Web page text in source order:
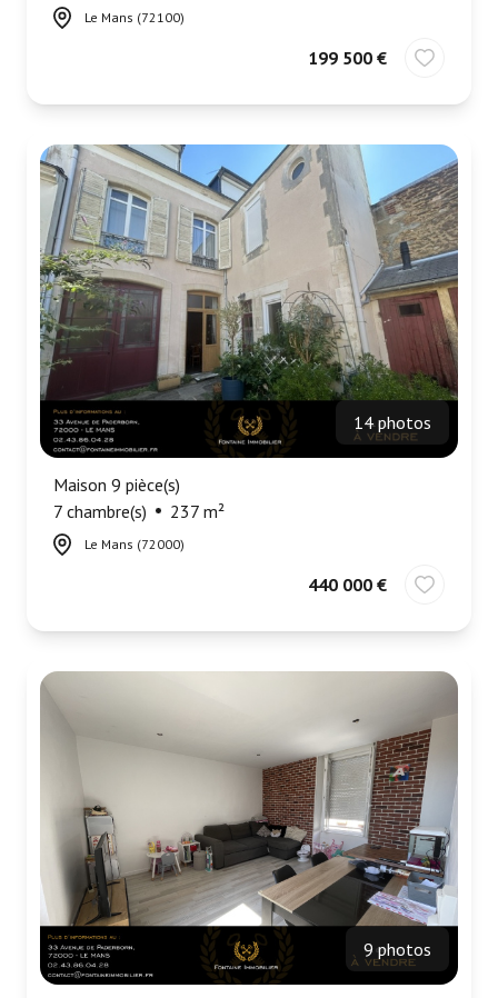
Le Mans (72100)
199 500 €
14 photos
Maison 9 pièce(s)
7 chambre(s)
237 m²
Le Mans (72000)
440 000 €
9 photos